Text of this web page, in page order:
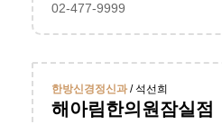
02-477-9999
한방신경정신과/ 석선희
해아림한의원잠실점